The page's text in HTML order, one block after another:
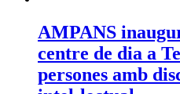
AMPANS
centre de dia a
persones amb